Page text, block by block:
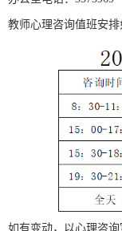
教师心理咨询值班安
如有变动，以心理咨